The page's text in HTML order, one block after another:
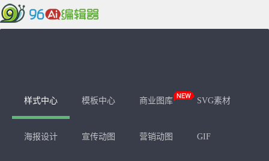
样式中心 模板中心 商业图库 SVG素材
海报设计 宣传动图 营销动图 GIF